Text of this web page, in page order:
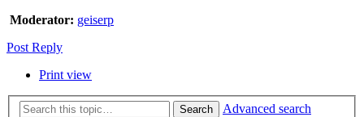
Moderator: geiserp
Post Reply
Print view
Search
Advanced search